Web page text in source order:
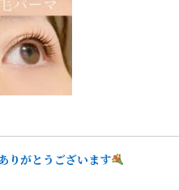
りがとうございます